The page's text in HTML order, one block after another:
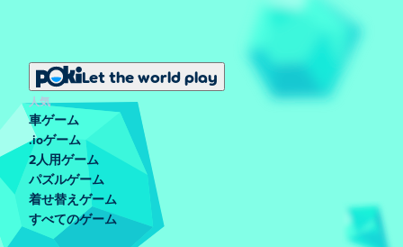
Let the world play
人気
車ゲーム
.ioゲーム
2人用ゲーム
パズルゲーム
着せ替えゲーム
すべてのゲーム